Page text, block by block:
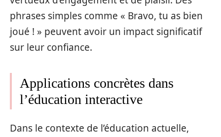
phrases simples comme « Bravo, tu as bien
joué ! » peuvent avoir un impact significatif
sur leur confiance.
Applications concrètes dans
l’éducation interactive
Dans le contexte de l’éducation actuelle,